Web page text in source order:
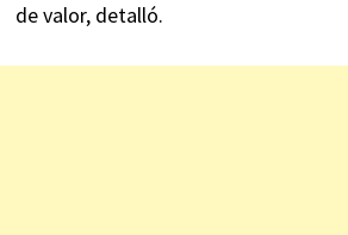
de valor, detalló.